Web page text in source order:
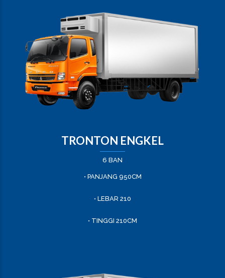
TRONTON ENGKEL
6 BAN
• PANJANG 950CM
• LEBAR 210
• TINGGI 210CM